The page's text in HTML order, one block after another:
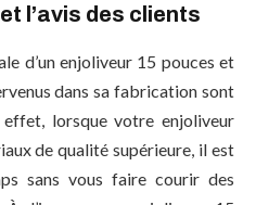
l’avis des clients
d’un enjoliveur 15 pouces et
dans sa fabrication sont
effet, lorsque votre enjoliveur
de qualité supérieure, il est
sans vous faire courir des